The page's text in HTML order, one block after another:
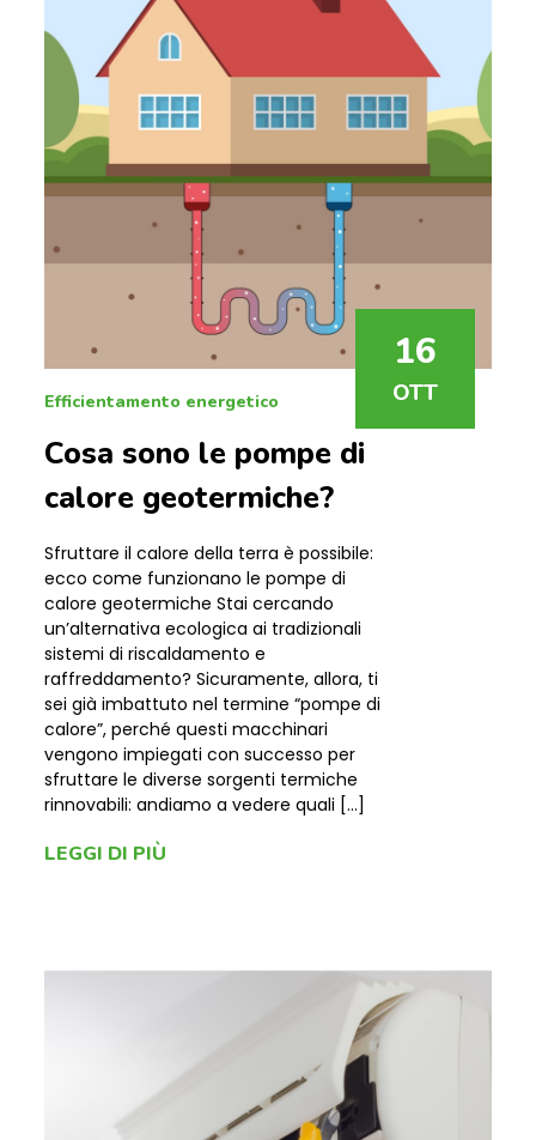
16
OTT
Efficientamento energetico
Cosa sono le pompe di
calore geotermiche?
Sfruttare il calore della terra è possibile:
ecco come funzionano le pompe di
calore geotermiche Stai cercando
un’alternativa ecologica ai tradizionali
sistemi di riscaldamento e
raffreddamento? Sicuramente, allora, ti
sei già imbattuto nel termine “pompe di
calore”, perché questi macchinari
vengono impiegati con successo per
sfruttare le diverse sorgenti termiche
rinnovabili: andiamo a vedere quali […]
LEGGI DI PIÙ